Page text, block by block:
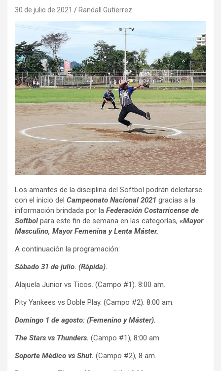
30 de julio de 2021 Randall Gutierrez
Los amantes de la disciplina del Softbol podrán deleitarse
con el inicio del Campeonato Nacional 2021 gracias a la
información brindada por la Federación Costarricense de
Softbol para este fin de semana en las categorías, «Mayor
Masculino, Mayor Femenina y Lenta Máster.
A continuación la programación:
Sábado 31 de julio. (Rápida).
Alajuela Junior vs Ticos. (Campo #1). 8:00 am.
Pity Yankees vs Doble Play. (Campo #2). 8:00 am.
Domingo 1 de agosto: (Femenino y Máster).
The Stars vs Thunders. (Campo #1), 8:00 am.
Soporte Médico vs Shut. (Campo #2), 8 am.